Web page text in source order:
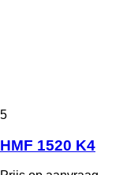
5
HMF 1520 K4